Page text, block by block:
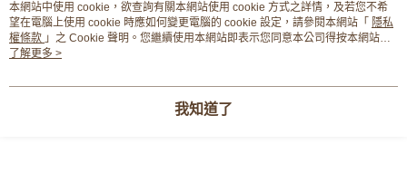
熱門標籤
本網站中使用 cookie，欲查詢有關本網站使用 cookie 方式之詳情，及若您不希
望在電腦上使用 cookie 時應如何變更電腦的 cookie 設定，請參閱本網站「 隱私
權條款 」之 Cookie 聲明。您繼續使用本網站即表示您同意本公司得按本網站使
用條款之 Cookie 聲明使用 cookie。
了解更多 >
我知道了